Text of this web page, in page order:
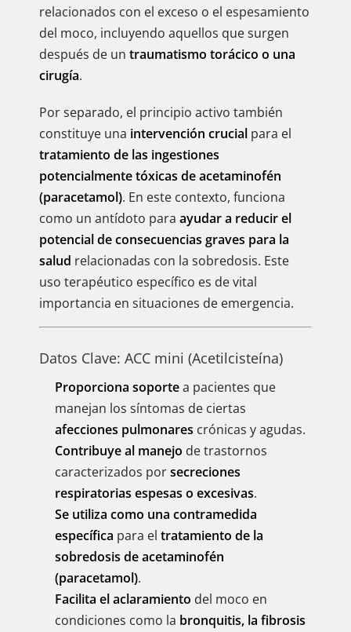
relacionados con el exceso o el espesamiento
del moco, incluyendo aquellos que surgen
después de un traumatismo torácico o una
cirugía.
Por separado, el principio activo también
constituye una intervención crucial para el
tratamiento de las ingestiones
potencialmente tóxicas de acetaminofén
(paracetamol). En este contexto, funciona
como un antídoto para ayudar a reducir el
potencial de consecuencias graves para la
salud relacionadas con la sobredosis. Este
uso terapéutico específico es de vital
importancia en situaciones de emergencia.
Datos Clave: ACC mini (Acetilcisteína)
Proporciona soportea pacientes que
manejan los síntomas de ciertas
afecciones pulmonares crónicas y agudas.
Contribuye al manejo de trastornos
caracterizados porsecreciones
respiratorias espesas o excesivas.
Se utiliza como una contramedida
específica para el tratamiento de la
sobredosis de acetaminofén
(paracetamol).
Facilita el aclaramiento del moco en
condiciones como la bronquitis, la fibrosis